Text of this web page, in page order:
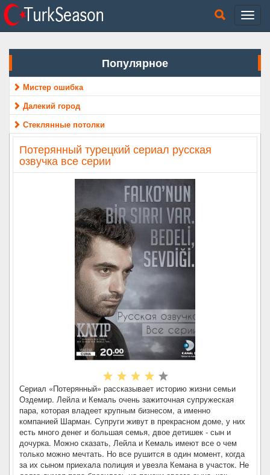
Популярное
Мистер ошибка
Далекий город
Стеклянные потолки
Потерянный турецкий сериал русская
озвучка все серии
Сериал «Потерянный» рассказывает историю жизни семьи
Оздемир. Лейла и Кемаль очень зажиточная супружеская
пара, которая владеет крупным бизнесом, а именно
компанией Шарман. Супруги живут в прекрасном доме, у них
есть много денег и большая семья, двое детишек - сын и
дочурка. Можно сказать, Лейла и Кемаль имеют все о чем
только можно мечтать. Но все рушится в один момент, когда
за их сыном приехала полиция и увезла Кемана в участок. Не